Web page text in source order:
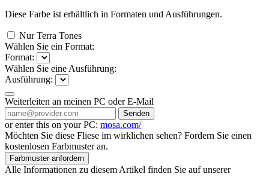
Diese Farbe ist erhältlich in Formaten und Ausführungen.
Nur Terra Tones
Wählen Sie ein Format:
Format:
Wählen Sie eine Ausführung:
Ausführung:
Weiterleiten an meinen PC oder E-Mail
Senden
or enter this on your PC: mosa.com/
Möchten Sie diese Fliese im wirklichen sehen? Fordern Sie einen
kostenlosen Farbmuster an.
Farbmuster anfordern
Alle Informationen zu diesem Artikel finden Sie auf unserer